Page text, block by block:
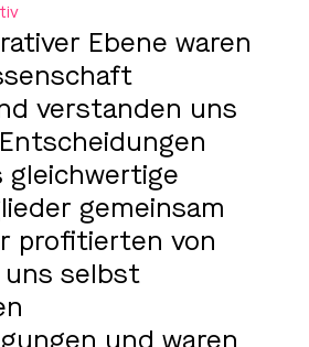
Ebene waren
verstanden uns
gleichwertige
gemeinsam
profitierten von
selbst
und waren